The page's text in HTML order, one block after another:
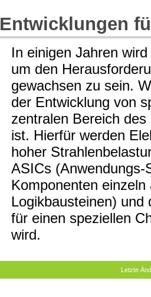
Entwicklungen
In einigen Jahren
um den
gewachsen zu sein.
der Entwicklung von
zentralen Bereich
ist. Hierfür werden
hoher
ASICs (Anwendungs-
Komponenten
Logikbausteinen)
für einen speziellen
wird.
Letzte